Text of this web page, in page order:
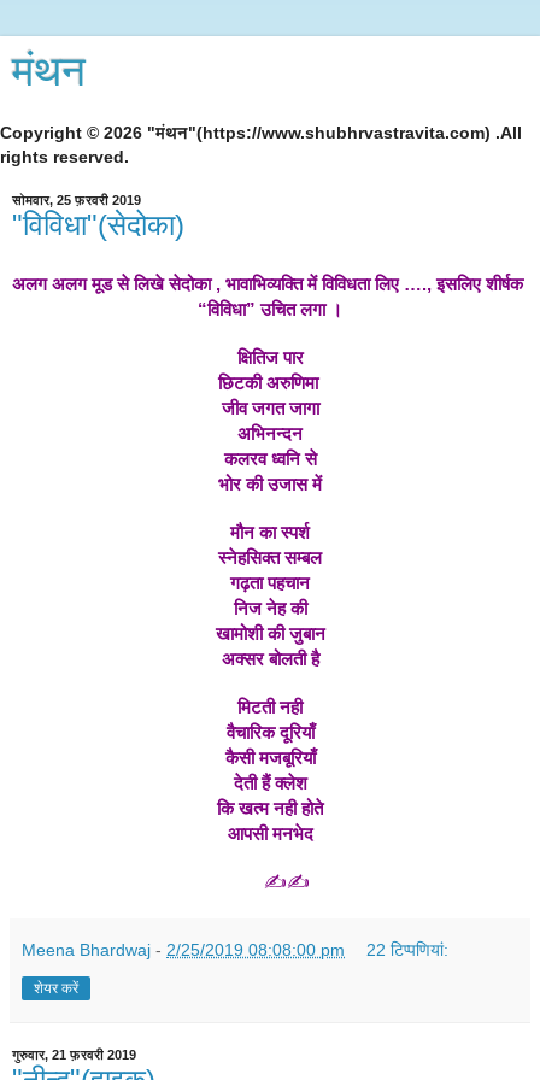
मंथन
Copyright © 2026 "मंथन"(https://www.shubhrvastravita.com) .All
rights reserved.
सोमवार, 25 फ़रवरी 2019
"विविधा"(सेदोका)
अलग अलग मूड से लिखे सेदोका , भावाभिव्यक्ति में विविधता लिए …., इसलिए शीर्षक
“विविधा” उचित लगा ।
क्षितिज पार
छिटकी अरुणिमा
जीव जगत जागा
अभिनन्दन
कलरव ध्वनि से
भोर की उजास में
मौन का स्पर्श
स्नेहसिक्त सम्बल
गढ़ता पहचान
निज नेह की
खामोशी की जुबान
अक्सर बोलती है
मिटती नही
वैचारिक दूरियाँ
कैसी मजबूरियाँ
देती हैं क्लेश
कि खत्म नही होते
आपसी मनभेद
✍️✍️
Meena Bhardwaj - 2/25/2019 08:08:00 pm 22 टिप्‍पणियां:
शेयर करें
गुरुवार, 21 फ़रवरी 2019